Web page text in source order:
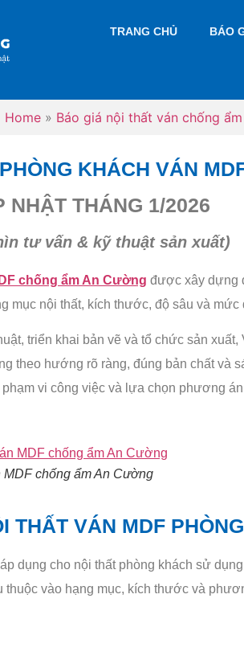
TRANG CHỦ BÁO
Home» Báo giá nội thất ván chống ẩm
KHÁCH VÁN
NHẬT THÁNG 1/2026
tư vấn & kỹ thuật sản xuất)
chống ẩm An Cường được xây dựng
mục nội thất, kích thước, độ sâu và mức
triển khai bản vẽ và tổ chức sản
theo hướng rõ ràng, đúng bản chất và
vi công việc và lựa chọn phương
chống ẩm An Cường
THẤT VÁN MDF
dụng cho nội thất phòng khách sử dụng
thuộc vào hạng mục, kích thước và